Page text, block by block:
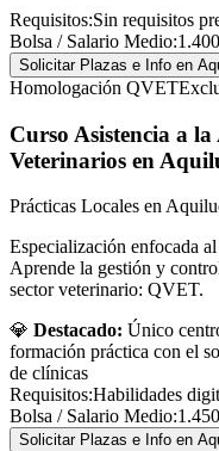
Requisitos:Sin requisitos
Bolsa / Salario Medio:
Solicitar Plazas e Info en
Homologación QVET
Curso Asistencia a
Veterinarios en
Prácticas Locales en
Especialización enfocada
Aprende la gestión y
sector veterinario: QVET.
💎 Destacado: Único
formación práctica con el
de clínicas
Requisitos:Habilidades
Bolsa / Salario Medio:
Solicitar Plazas e Info en